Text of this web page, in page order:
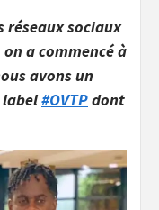
réseaux sociaux
a commencé à
avons un
label#OVTPdont